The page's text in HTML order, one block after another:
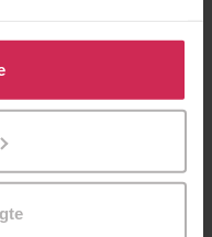
ditt samtykke til å
Du kan også
formål ved å klikke
aging disgracefully